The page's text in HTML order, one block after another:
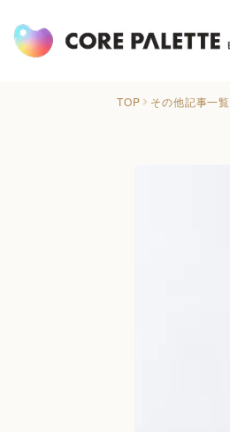
TOP その他記事一覧